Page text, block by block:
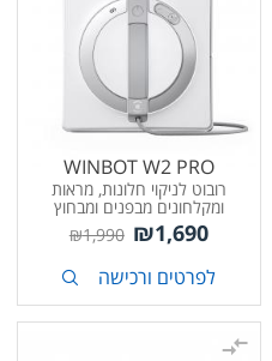
WINBOT W2 PRO
רובוט לניקוי חלונות, מראות
ומקלחונים מבפנים ומבחוץ
₪1,690
₪1,990
לפרטים ורכישה